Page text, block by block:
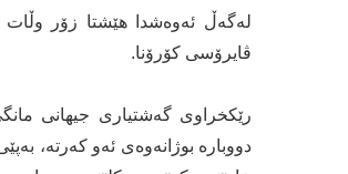
له‌گه‌ڵ ئه‌وه‌شدا هێشتا زۆر
ڤایرۆسی كۆرۆنا.
رێكخراوی گه‌شتیاری جیهانی
دووباره‌ بوژانه‌وه‌ی ئه‌و كه‌رته‌،